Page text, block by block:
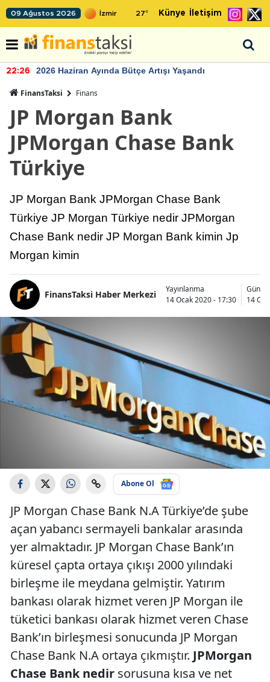
09 Ağustos 2026 27° Künye İletişim
22:26 2026 Haziran Ayında Bütçe Artışı Yaşandı
FinansTaksi Finans
JP Morgan Bank
JPMorgan Chase Bank
Türkiye
JP Morgan Bank JPMorgan Chase Bank
Türkiye JP Morgan Türkiye nedir JPMorgan
Chase Bank nedir JP Morgan Bank kimin Jp
Morgan kimin
FinansTaksi Haber Merkezi
Yayınlanma
14 Ocak 2020 - 17:30
14
Abone Ol
JP Morgan Chase Bank N.A Türkiye’de şube
açan yabancı sermayeli bankalar arasında
yer almaktadır. JP Morgan Chase Bank’ın
küresel çapta ortaya çıkışı 2000 yılındaki
birleşme ile meydana gelmiştir. Yatırım
bankası olarak hizmet veren JP Morgan ile
tüketici bankası olarak hizmet veren Chase
Bank’ın birleşmesi sonucunda JP Morgan
Chase Bank N.A ortaya çıkmıştır. JPMorgan
Chase Bank nedir sorusuna kısa ve net